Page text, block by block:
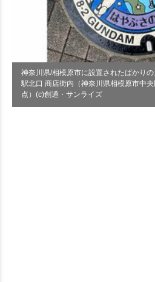
神奈川県/相模原市に設置されたばかり
駅北口 商店街内（神奈川県相模原市中
点）(c)創通・サンライズ